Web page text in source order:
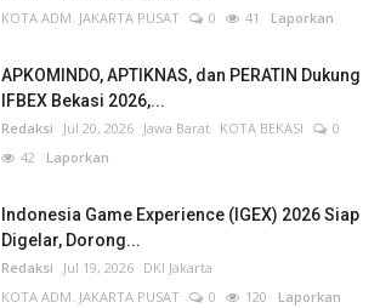
KOTA ADM. JAKARTA PUSAT
0 41 Laporkan
APKOMINDO, APTIKNAS, dan PERATIN Dukung
IFBEX Bekasi 2026,...
Redaksi Jul 20, 2026 Jawa Barat KOTA BEKASI
0
42 Laporkan
Indonesia Game Experience (IGEX) 2026 Siap
Digelar, Dorong...
Redaksi Jul 19, 2026 DKI Jakarta
KOTA ADM. JAKARTA PUSAT
0 120 Laporkan